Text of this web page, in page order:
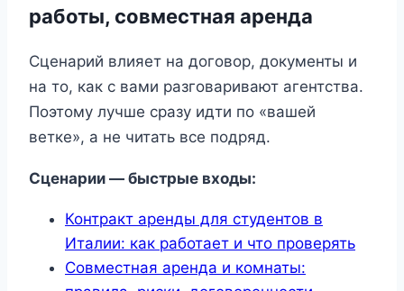
работы, совместная аренда
Сценарий влияет на договор, документы и
на то, как с вами разговаривают агентства.
Поэтому лучше сразу идти по «вашей
ветке», а не читать все подряд.
Сценарии — быстрые входы:
Контракт аренды для студентов в
Италии: как работает и что проверять
Совместная аренда и комнаты: